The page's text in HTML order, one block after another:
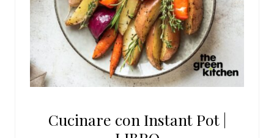
Cucinare con Instant Pot |